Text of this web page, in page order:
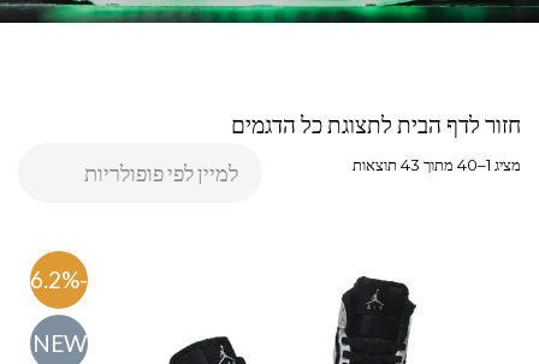
חזור לדף הבית לתצוגת כל הדגמים
מציג 1–40 מתוך 43 תוצאות
-46.2%
NEW